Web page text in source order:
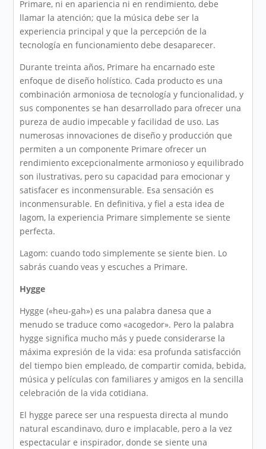
Primare, ni en apariencia ni en rendimiento, debe
llamar la atención; que la música debe ser la
experiencia principal y que la percepción de la
tecnología en funcionamiento debe desaparecer.
Durante treinta años, Primare ha encarnado este
enfoque de diseño holístico. Cada producto es una
combinación armoniosa de tecnología y funcionalidad, y
sus componentes se han desarrollado para ofrecer una
pureza de audio impecable y facilidad de uso. Las
numerosas innovaciones de diseño y producción que
permiten a un componente Primare ofrecer un
rendimiento excepcionalmente armonioso y equilibrado
son ilustrativas, pero su capacidad para emocionar y
satisfacer es inconmensurable. Esa sensación es
inconmensurable. En definitiva, y fiel a esta idea de
lagom, la experiencia Primare simplemente se siente
perfecta.
Lagom: cuando todo simplemente se siente bien. Lo
sabrás cuando veas y escuches a Primare.
Hygge
Hygge («heu-gah») es una palabra danesa que a
menudo se traduce como «acogedor». Pero la palabra
hygge significa mucho más y puede considerarse la
máxima expresión de la vida: esa profunda satisfacción
del tiempo bien empleado, de compartir comida, bebida,
música y películas con familiares y amigos en la sencilla
celebración de la vida cotidiana.
El hygge parece ser una respuesta directa al mundo
natural escandinavo, duro e implacable, pero a la vez
espectacular e inspirador, donde se siente una